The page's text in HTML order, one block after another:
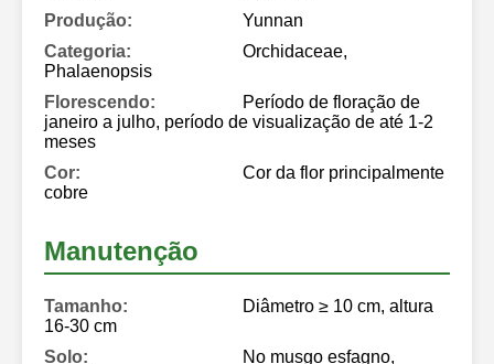
Produção:
Yunnan
Categoria:
Orchidaceae,
Phalaenopsis
Florescendo:
Período de floração de
janeiro a julho, período de visualização de até 1-2
meses
Cor:
Cor da flor principalmente
cobre
Manutenção
Tamanho:
Diâmetro ≥ 10 cm, altura
16-30 cm
Solo:
No musgo esfagno,